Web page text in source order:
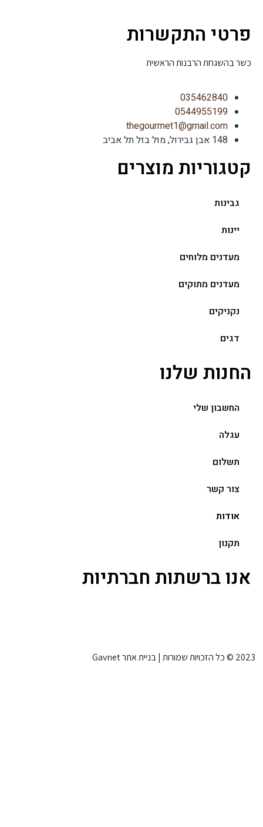
פרטי התקשרות
כשר בהשגחת הרבנות הראשית
035462840
0544955199
thegourmet1@gmail.com
148 אבן גבירול, מול בזל תל אביב
קטגוריות מוצרים
גבינות
יינות
מעדנים מלוחים
מעדנים מתוקים
נקניקים
דגים
החנות שלנו
החשבון שלי
עגלה
תשלום
צור קשר
אודות
תקנון
אנו ברשתות חברתיות